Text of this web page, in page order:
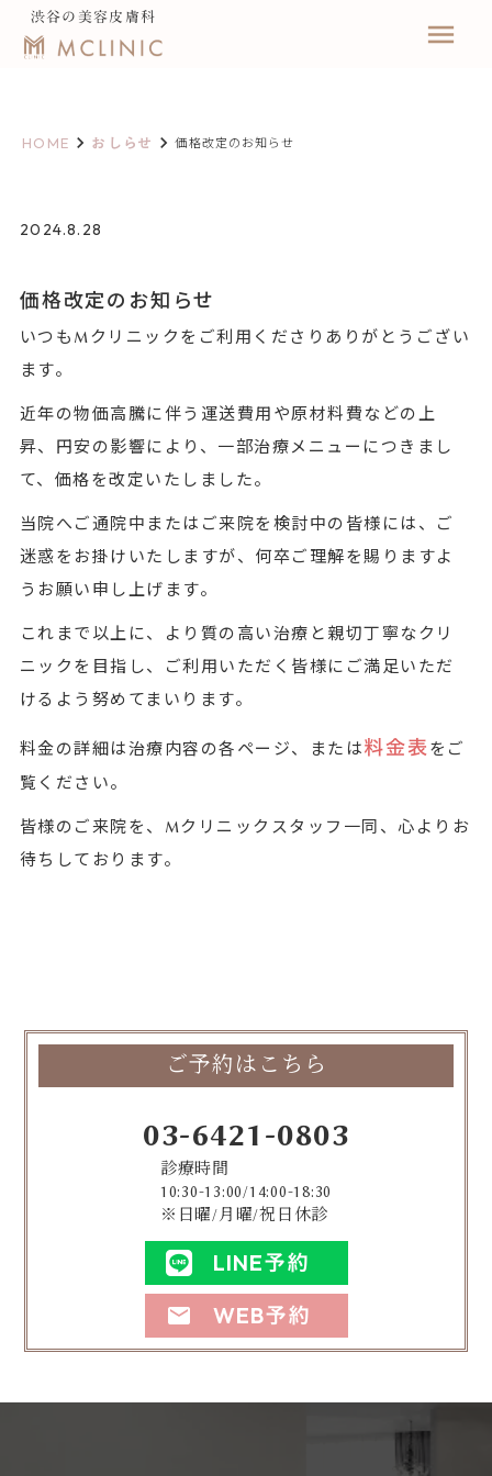
HOME keyboard_arrow_right おしらせ keyboard_arrow_right価格改定のお知らせ
渋谷の美容皮膚科
menu
2024.8.28
価格改定のお知らせ
いつもMクリニックをご利用くださりありがとうござい
ます。
近年の物価高騰に伴う運送費用や原材料費などの上
昇、円安の影響により、一部治療メニューにつきまし
て、価格を改定いたしました。
当院へご通院中またはご来院を検討中の皆様には、ご
迷惑をお掛けいたしますが、何卒ご理解を賜りますよ
うお願い申し上げます。
これまで以上に、より質の高い治療と親切丁寧なクリ
ニックを目指し、ご利用いただく皆様にご満足いただ
けるよう努めてまいります。
料金の詳細は治療内容の各ページ、または料金表をご
覧ください。
皆様のご来院を、Mクリニックスタッフ一同、心よりお
待ちしております。
ご予約はこちら
03-6421-0803
診療時間
10:30-13:00/14:00-18:30
※日曜/月曜/祝日休診
LINE予約
mail WEB予約